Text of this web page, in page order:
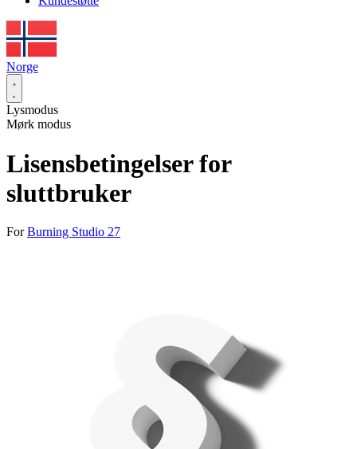
Norge
Lysmodus
Mørk modus
Lisensbetingelser for
sluttbruker
ForBurning Studio 27